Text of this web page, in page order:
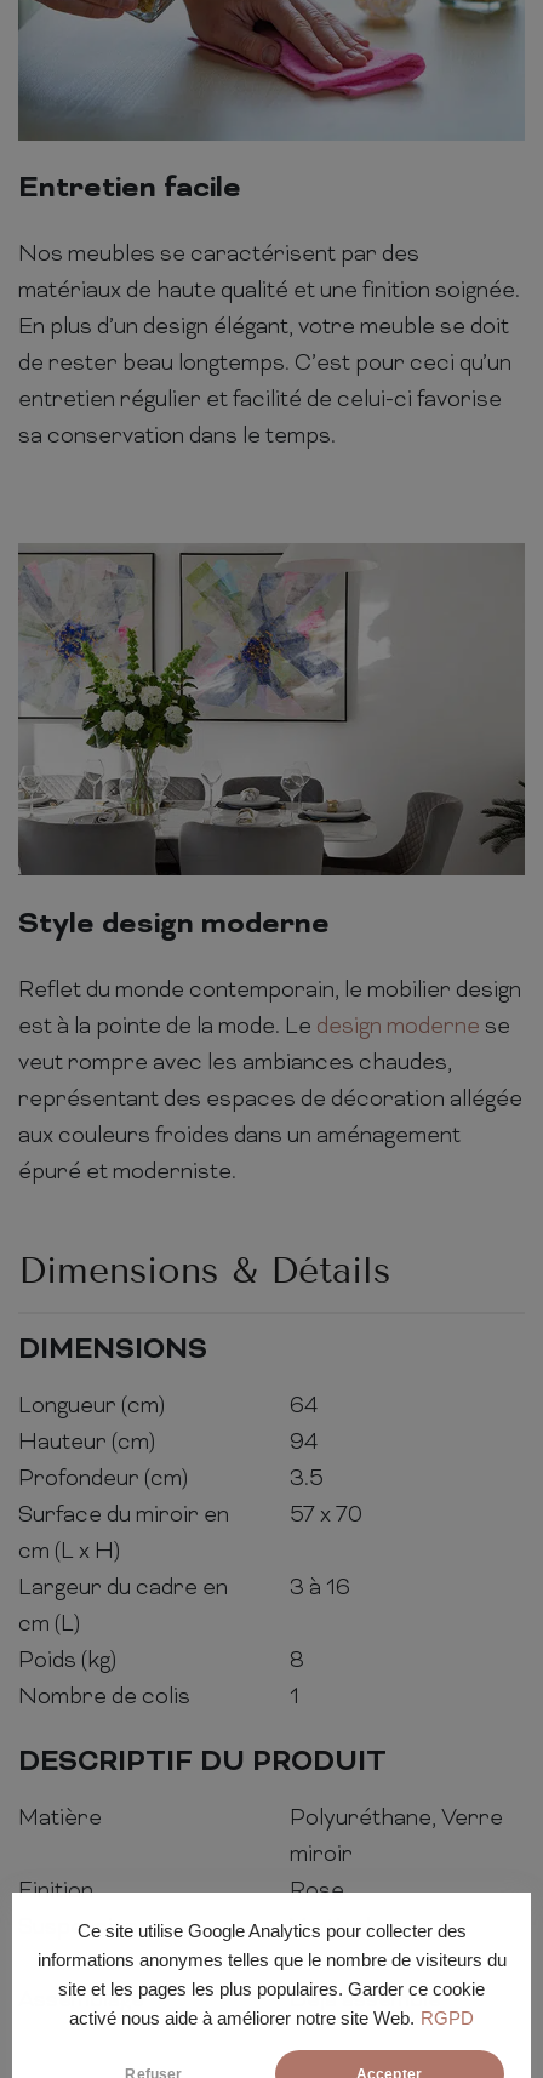
Ce site utilise Google Analytics pour collecter des
informations anonymes telles que le nombre de visiteurs du
site et les pages les plus populaires. Garder ce cookie
activé nous aide à améliorer notre site Web. RGPD
Refuser Accepter
Entretien facile
Nos meubles se caractérisent par des
matériaux de haute qualité et une finition soignée.
En plus d’un design élégant, votre meuble se doit
de rester beau longtemps. C’est pour ceci qu’un
entretien régulier et facilité de celui-ci favorise
sa conservation dans le temps.
Style design moderne
Reflet du monde contemporain, le mobilier design
est à la pointe de la mode. Le design moderne se
veut rompre avec les ambiances chaudes,
représentant des espaces de décoration allégée
aux couleurs froides dans un aménagement
épuré et moderniste.
Dimensions & Détails
DIMENSIONS
Longueur (cm)
64
Hauteur (cm)
94
Profondeur (cm)
3.5
Surface du miroir en
cm (L x H)
57 x 70
Largeur du cadre en
cm (L)
3 à 16
Poids (kg)
8
Nombre de colis
1
DESCRIPTIF DU PRODUIT
Matière
Polyuréthane, Verre
miroir
Finition
Rose
Suspension
Verticale ou
horizontale
Assemblage
Déjà assemblé